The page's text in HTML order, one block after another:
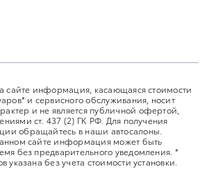
сайте информация, касающаяся стоимости
и сервисного обслуживания, носит
и не является публичной офертой,
ст. 437 (2) ГК РФ. Для получения
обращайтесь в наши автосалоны.
сайте информация может быть
без предварительного уведомления. *
указана без учета стоимости установки.